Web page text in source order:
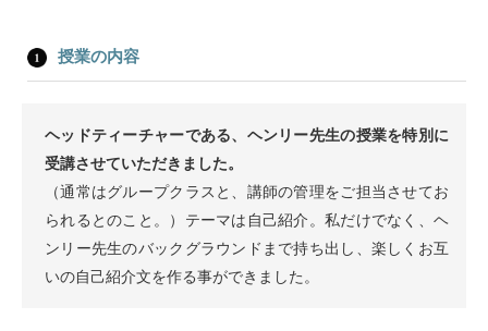
授業の内容
ヘッドティーチャーである、ヘンリー先生の授業を特別に
受講させていただきました。
（通常はグループクラスと、講師の管理をご担当させてお
られるとのこと。）テーマは自己紹介。私だけでなく、ヘ
ンリー先生のバックグラウンドまで持ち出し、楽しくお互
いの自己紹介文を作る事ができました。